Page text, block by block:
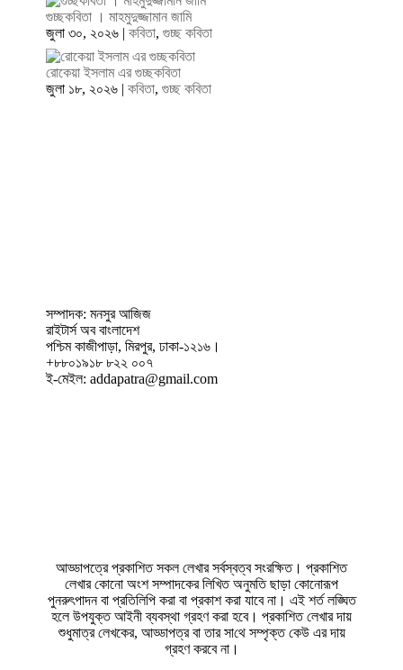
গুচ্ছকবিতা । মাহমুদুজ্জামান জামি
জুলা ৩০, ২০২৬ |কবিতা,গুচ্ছ কবিতা
রোকেয়া ইসলাম এর গুচ্ছকবিতা
জুলা ১৮, ২০২৬ |কবিতা,গুচ্ছ কবিতা
সম্পাদক: মনসুর আজিজ
রাইটার্স অব বাংলাদেশ
পশ্চিম কাজীপাড়া, মিরপুর, ঢাকা-১২১৬।
+৮৮০১৯১৮ ৮২২ ০০৭
ই-মেইল: addapatra@gmail.com
আড্ডাপত্রে প্রকাশিত সকল লেখার সর্বস্বত্ব সংরক্ষিত। প্রকাশিত
লেখার কোনো অংশ সম্পাদকের লিখিত অনুমতি ছাড়া কোনোরূপ
পুনরুৎপাদন বা প্রতিলিপি করা বা প্রকাশ করা যাবে না। এই শর্ত লঙ্ঘিত
হলে উপযুক্ত আইনী ব্যবস্থা গ্রহণ করা হবে। প্রকাশিত লেখার দায়
শুধুমাত্র লেখকের, আড্ডাপত্র বা তার সা‌থে সম্পৃক্ত কেউ এর দায়
গ্রহণ করবে না।